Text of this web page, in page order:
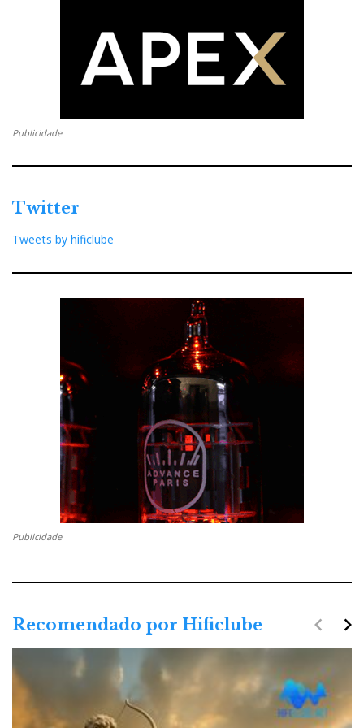
Nem tudo são …rosas?
Alguns menus precisam ainda de ser
(re)programados. Para Português, por exemplo. É
verdade que o RS150 é bilingue (Coreano/Inglês) mas
quando tentei fazer
login, enviaram-me um email de
confirmação em… coreano: 로즈커넥트에 가입해
주셔서 감사합니다! 아래 인증버튼을 눌러 이메일
을 인증하시면, 회원가입 절차가 모두 완료 됩니
다. 계정 인증 후 하이파이로즈의 다양한 서비스를
경험하실 수 있습니다.
Tidal/MQA, que oferecem streaming
em alta
resolução.
Contudo, a compatibilidade com a Qobuz está ainda
em negociações (de qualquer modo não está
diretamente disponível em Portugal, embora se possa
Publicidade
Twitter
Tweets by hificlube
Publicidade
Recomendado por Hificlube navigate_next
navigate_before